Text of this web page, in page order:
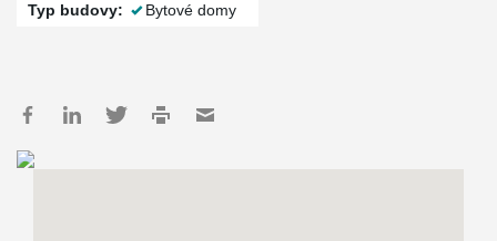
Typ budovy: Bytové domy